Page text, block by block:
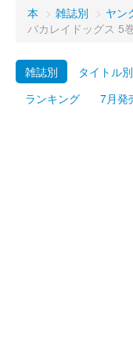
購入管理
Myシェルフ
プレミアム
本 > 雑誌別 > ヤン
バカレイドッグス 5
雑誌別 タイトル別
ランキング
7月発